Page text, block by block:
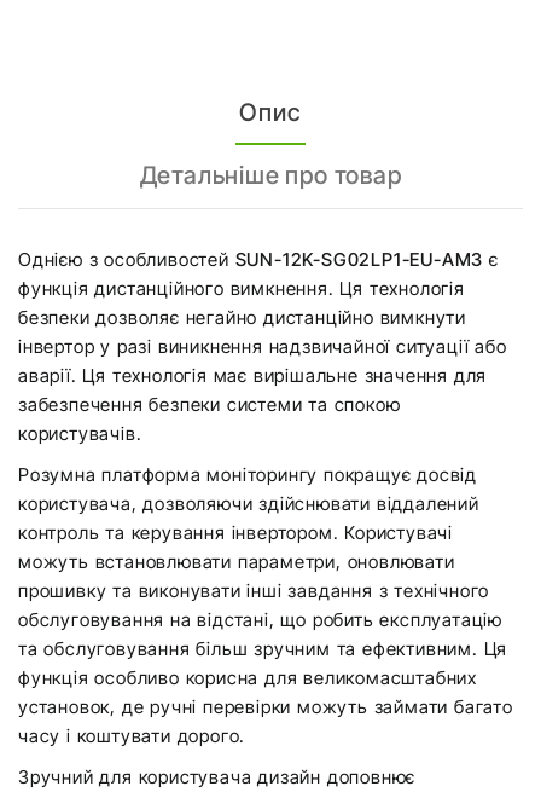
Опис
Детальніше про товар
Однією з особливостей SUN-12K-SG02LP1-EU-AM3 є
функція дистанційного вимкнення. Ця технологія
безпеки дозволяє негайно дистанційно вимкнути
інвертор у разі виникнення надзвичайної ситуації або
аварії. Ця технологія має вирішальне значення для
забезпечення безпеки системи та спокою
користувачів.
Розумна платформа моніторингу покращує досвід
користувача, дозволяючи здійснювати віддалений
контроль та керування інвертором. Користувачі
можуть встановлювати параметри, оновлювати
прошивку та виконувати інші завдання з технічного
обслуговування на відстані, що робить експлуатацію
та обслуговування більш зручним та ефективним. Ця
функція особливо корисна для великомасштабних
установок, де ручні перевірки можуть займати багато
часу і коштувати дорого.
Зручний для користувача дизайн доповнює